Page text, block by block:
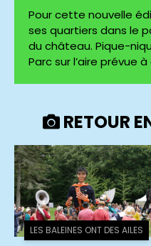
Pour cette nouvelle
ses quartiers dans le
du château. Pique-
Parc sur l’aire prévue
RETOUR
LES BALEINES ONT DES AILES